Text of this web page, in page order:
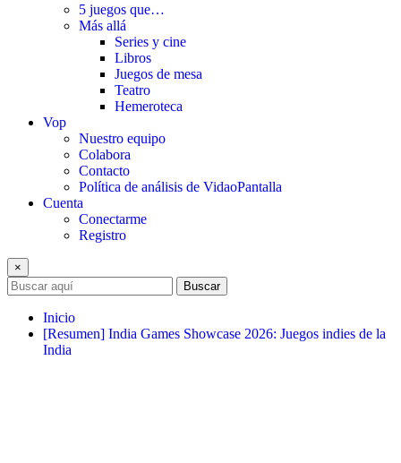
5 juegos que…
Más allá
Series y cine
Libros
Juegos de mesa
Teatro
Hemeroteca
Vop
Nuestro equipo
Colabora
Contacto
Política de análisis de VidaoPantalla
Cuenta
Conectarme
Registro
×
Buscar
Inicio
[Resumen] India Games Showcase 2026: Juegos indies de la
India